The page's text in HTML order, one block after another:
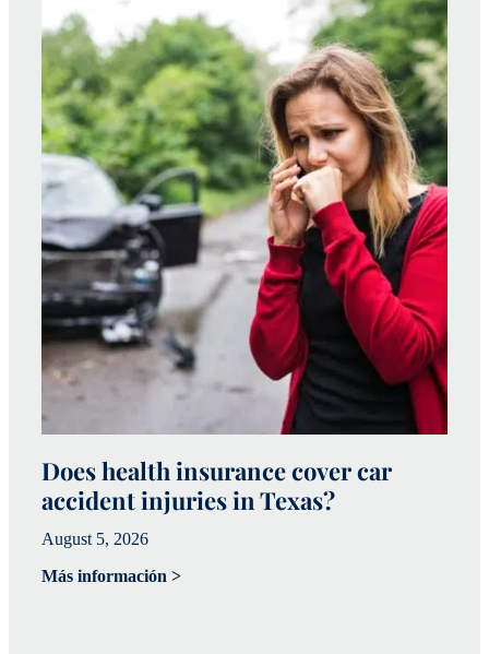
Does health insurance cover car
accident injuries in Texas?
August 5, 2026
Más información >